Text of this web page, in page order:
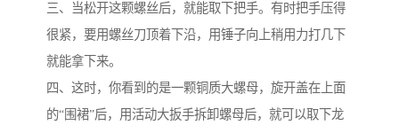
三、当松开这颗螺丝后，就能取下把手。有时把手压得
很紧，要用螺丝刀顶着下沿，用锤子向上稍用力打几下
就能拿下来。
四、这时，你看到的是一颗铜质大螺母，旋开盖在上面
的“围裙”后，用活动大扳手拆卸螺母后，就可以取下龙